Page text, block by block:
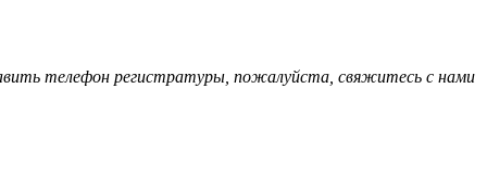
телефон регистратуры, пожалуйста, свяжитесь с нами